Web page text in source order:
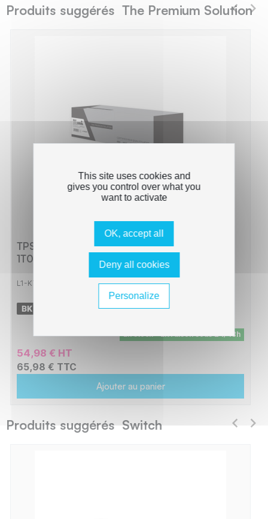
Produits suggérés The Premium Solution
TPS KT570B - Toner compatible avec
1T02HG0EU0, TK-570 - Noir
L1-KT570B
16000 pages
En stock - Livraison sous 24/48h
54,98 € HT
65,98 € TTC
Ajouter au panier
Produits suggérés Switch
This site uses cookies and
gives you control over what you
want to activate
OK, accept all
Deny all cookies
Personalize